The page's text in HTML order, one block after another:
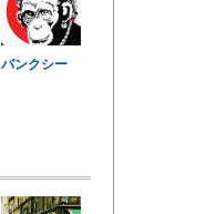
バンクシー